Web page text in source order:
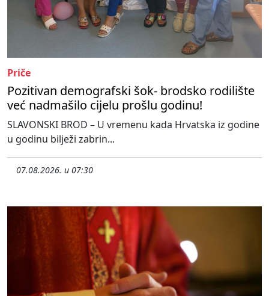
Priče
Pozitivan demografski šok- brodsko rodilište
već nadmašilo cijelu prošlu godinu!
SLAVONSKI BROD – U vremenu kada Hrvatska iz godine
u godinu bilježi zabrin...
07.08.2026. u 07:30